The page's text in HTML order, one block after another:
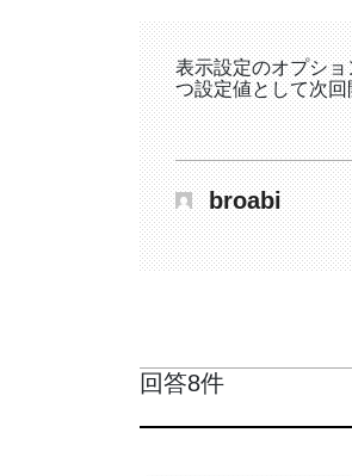
表示設定のオプシ
つ設定値として次
broabi
回答8件